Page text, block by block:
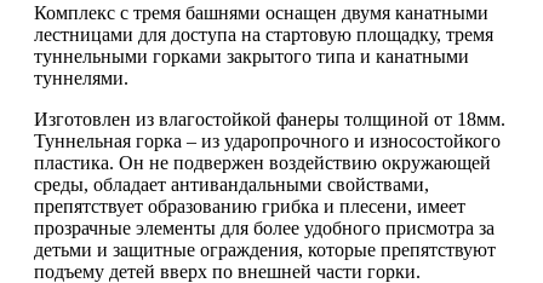
Комплекс с тремя башнями оснащен двумя канатными
лестницами для доступа на стартовую площадку, тремя
туннельными горками закрытого типа и канатными
туннелями.
Изготовлен из влагостойкой фанеры толщиной от 18мм.
Туннельная горка – из ударопрочного и износостойкого
пластика. Он не подвержен воздействию окружающей
среды, обладает антивандальными свойствами,
препятствует образованию грибка и плесени, имеет
прозрачные элементы для более удобного присмотра за
детьми и защитные ограждения, которые препятствуют
подъему детей вверх по внешней части горки.